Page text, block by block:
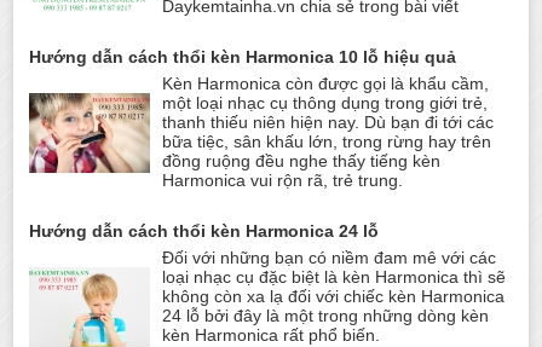
Daykemtainha.vn chia sẻ trong bài viết
Hướng dẫn cách thổi kèn Harmonica 10 lỗ hiệu quả
Kèn Harmonica còn được gọi là khẩu cầm,
một loại nhạc cụ thông dụng trong giới trẻ,
thanh thiếu niên hiện nay. Dù bạn đi tới các
bữa tiệc, sân khấu lớn, trong rừng hay trên
đồng ruộng đều nghe thấy tiếng kèn
Harmonica vui rộn rã, trẻ trung.
Hướng dẫn cách thổi kèn Harmonica 24 lỗ
Đối với những bạn có niềm đam mê với các
loại nhạc cụ đặc biệt là kèn Harmonica thì sẽ
không còn xa lạ đối với chiếc kèn Harmonica
24 lỗ bởi đây là một trong những dòng kèn
kèn Harmonica rất phổ biến.